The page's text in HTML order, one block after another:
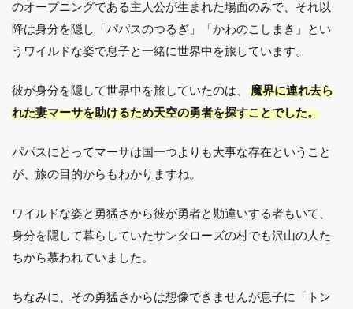
のオープニングである主人公が生まれた場面のみで、それ以
降は身分を隠し「パパスのつるぎ」「かわのこしまき」とい
うワイルドな姿で息子と一緒に世界中を旅しています。
彼が身分を隠して世界中を旅していたのは、
魔界に連れ去ら
れた妻マーサを助けるため天空の勇者を探すことでした。
パパスにとってマーサは国一つよりも大事な存在ということ
が、旅の目的からもわかりますね。
ワイルドな姿と勇猛さから彼が勇者と勘違いする者もいて、
身分を隠して暮らしていたサンタローズの村でも沢山の人た
ちから慕われていました。
ちなみに、その勇猛さからは想像できませんが息子に「トン